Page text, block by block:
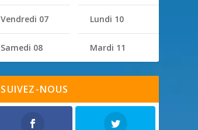
Vendredi 07
Samedi 08
Lundi 10
Mardi 11
SUIVEZ-NOUS